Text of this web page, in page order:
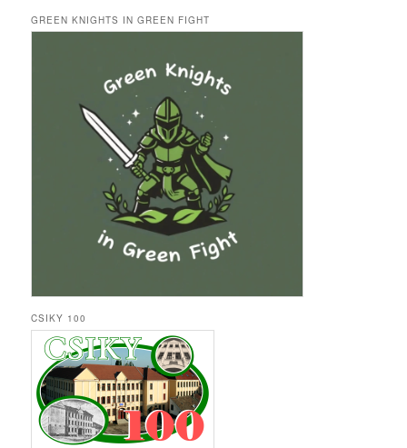
GREEN KNIGHTS IN GREEN FIGHT
CSIKY 100